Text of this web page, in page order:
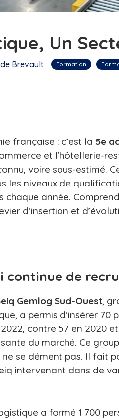
Un
Brevault Formation
française : c’est la 5e
et l’hôtellerie-
voire sous-estimé.
les niveaux de
chaque année.
d’insertion et
continue de
Gemlog Sud-Ouest,
a permis d’insérer 70
contre 57 en 2020
du marché. Ce
ne se dément pas. Il fait
intervenant dans de
a formé 1 700